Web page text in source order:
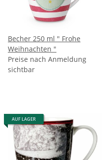
Becher 250 ml " Frohe
Weihnachten "
Preise nach Anmeldung
sichtbar
AUF LAGER